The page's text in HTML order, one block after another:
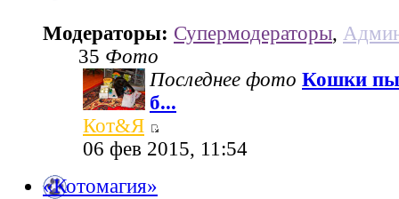
Модераторы: Супермодераторы,
35 Фото
Последнее фото Кошки
б...
Кот&Я
06 фев 2015, 11:54
«Котомагия»